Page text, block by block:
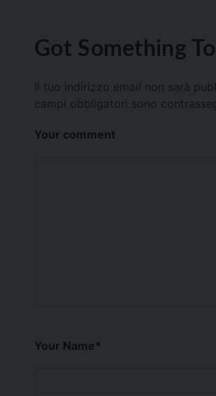
Got Something
Il tuo indirizzo email non sarà
campi obbligatori sono
Your comment
Your Name*